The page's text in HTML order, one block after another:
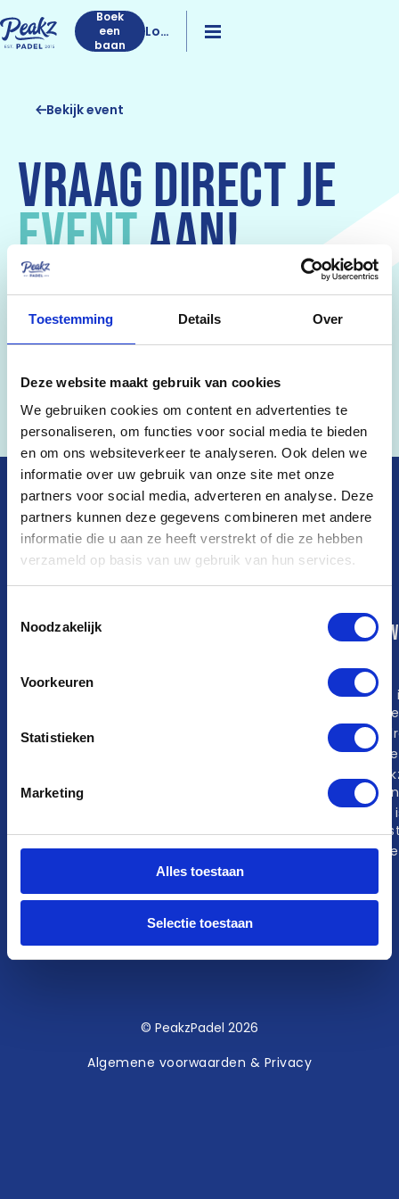
Toestemming Details Over
Deze website maakt gebruik van cookies
We gebruiken cookies om content en advertenties te
personaliseren, om functies voor social media te bieden
en om ons websiteverkeer te analyseren. Ook delen we
informatie over uw gebruik van onze site met onze
partners voor social media, adverteren en analyse. Deze
partners kunnen deze gegevens combineren met andere
informatie die u aan ze heeft verstrekt of die ze hebben
verzameld op basis van uw gebruik van hun services.
Noodzakelijk
Voorkeuren
Statistieken
Marketing
Alles toestaan
Selectie toestaan
Boek
een
baan
Log
Bekijk event
VRAAG DIRECT JE
EVENTAAN!
Wat leuk dat je een event wilt boeken bij Peakz Padel!
Zodra we je aanvraag binnen hebben, gaan we gelijk
uur contact met je op te nemen. Wil je alvast een
kijkje in ons foodbook nemen? Check hem hier.
Foodbook
Event aanvragen
PEAKZ PADELDÉ PADELPIONIER IN
NEDERLAND
Community
WhatsApp-
Padelmaatje
gezocht
Club Peakz
Zo
Wat
Hoe
© PeakzPadel 2026
Algemene voorwaarden & Privacy